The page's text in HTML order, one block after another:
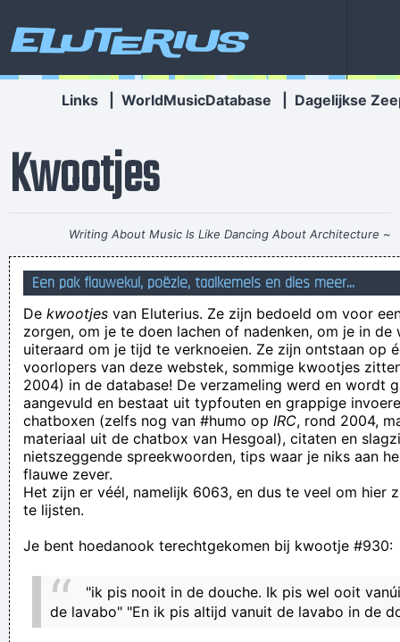
Eluterius
Links WorldMusicDatabase Dagelijkse
Kwootjes
Writing About Music Is Like Dancing About Architecture ~
Laurie Anderson
de oncoloog heeft geen gevoel voor tumor
blaffende honden maken een hoop herrie
naakt is niets aan
Erm, I think you were misinformed. As far as I'm concerned, I
am not duty-bound to playing any game at all
De ontreveden klant sleurde het restaurant voor het gerecht.
pfffffffff!!! die graaier kan zijn hele leven voort met wat hij
ons ontstolen heeft , verdient zeker niet. Doortrapte
tweezak!
inkt was al op bij het eerste streepje.
Sie Sahen
Een pak flauwekul, poëzie, taalkemels en dies meer...
De kwootjes van Eluterius. Ze zijn bedoeld om voor
zorgen, om je te doen lachen of nadenken, om je in de
uiteraard om je tijd te verknoeien. Ze zijn ontstaan op
voorlopers van deze webstek, sommige kwootjes
2004) in de database! De verzameling werd en wordt
aangevuld en bestaat uit typfouten en grappige
chatboxen (zelfs nog van #humo op IRC, rond 2004,
materiaal uit de chatbox van Hesgoal), citaten en
nietszeggende spreekwoorden, tips waar je niks aan
flauwe zever.
Het zijn er véél, namelijk 6063, en dus te veel om hier
te lijsten.
Je bent hoedanook terechtgekomen bij kwootje #930:
"ik pis nooit in de douche. Ik pis wel ooit
de lavabo" "En ik pis altijd vanuit de lavabo in de